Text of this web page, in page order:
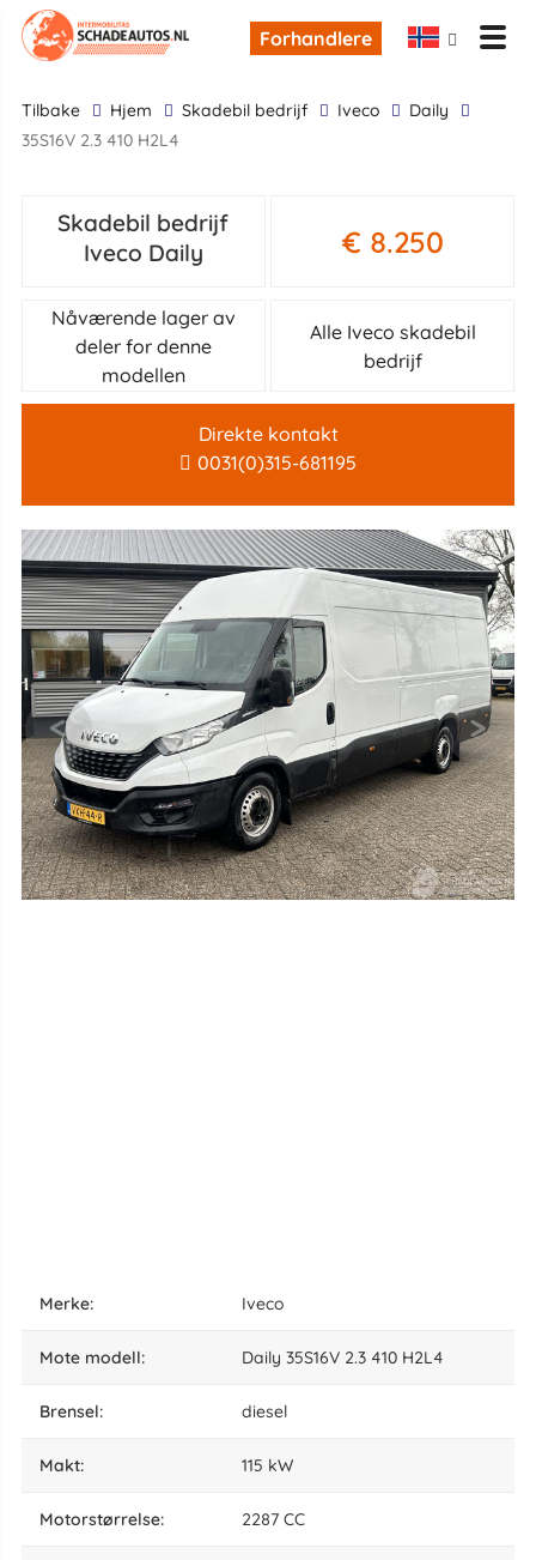
Forhandlere
tilbake Hjem skadebil bedrijf Iveco
Daily
35S16V 2.3 410 H2L4
Skadebil bedrijf
Iveco Daily
€ 8.250
Nåværende lager av
deler for denne
modellen
Alle Iveco skadebil
bedrijf
Direkte kontakt
0031(0)315-681195
Merke: Iveco
Mote modell: Daily 35S16V 2.3 410 H2L4
brensel: diesel
makt: 115 kW
motorstørrelse: 2287 CC